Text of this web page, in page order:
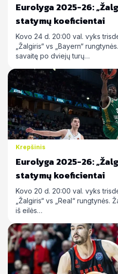
Eurolyga 2025-26:
statymų koeficientai
Kovo 24 d. 20:00 val. vyks
„Žalgiris“ vs „Bayern“
savaitę po dviejų turų…
Krepšinis
Eurolyga 2025-26:
statymų koeficientai
Kovo 20 d. 20:00 val. vyks
„Žalgiris“ vs „Real“
iš eilės…